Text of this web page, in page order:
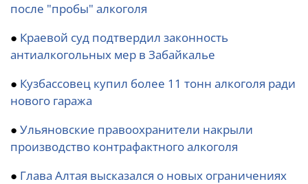
после "пробы" алкоголя
● Краевой суд подтвердил законность
антиалкогольных мер в Забайкалье
● Кузбассовец купил более 11 тонн алкоголя ради
нового гаража
● Ульяновские правоохранители накрыли
производство контрафактного алкоголя
● Глава Алтая высказался о новых ограничениях